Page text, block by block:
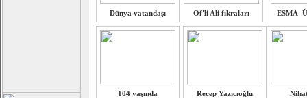
Dünya vatandaşı Of'li Ali fıkraları ESMA -
104 yaşında Recep Yazıcıoğlu